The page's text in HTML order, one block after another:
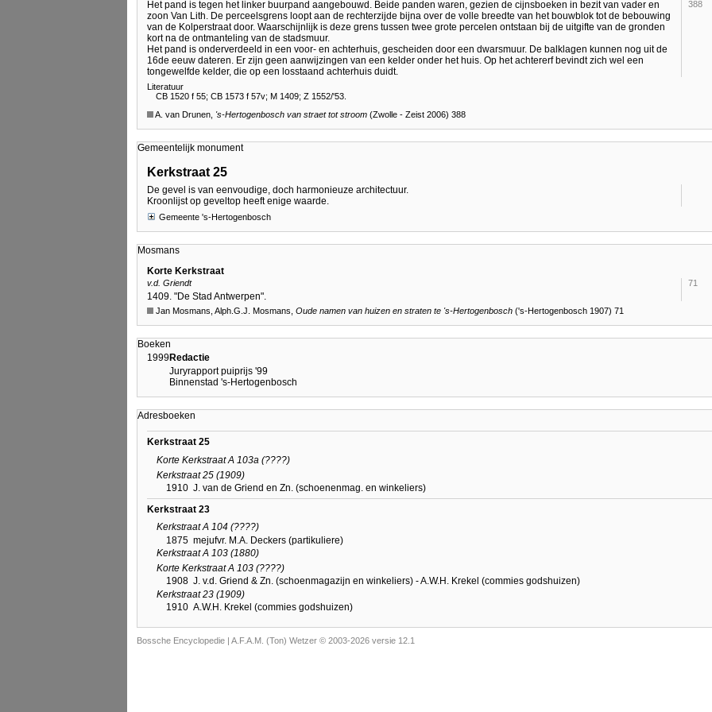
Het pand is tegen het linker buurpand aangebouwd. Beide panden waren, gezien de cijnsboeken in bezit van vader en
zoon Van Lith. De perceelsgrens loopt aan de rechterzijde bijna over de volle breedte van het bouwblok tot de bebouwing
van de Kolperstraat door. Waarschijnlijk is deze grens tussen twee grote percelen ontstaan bij de uitgifte van de gronden
kort na de ontmanteling van de stadsmuur.
Het pand is onderverdeeld in een voor- en achterhuis, gescheiden door een dwarsmuur. De balklagen kunnen nog uit de
16de eeuw dateren. Er zijn geen aanwijzingen van een kelder onder het huis. Op het achtererf bevindt zich wel een
tongewelfde kelder, die op een losstaand achterhuis duidt.
388
Literatuur
CB 1520 f 55; CB 1573 f 57v; M 1409; Z 1552/'53.
A. van Drunen, 's-Hertogenbosch van straet tot stroom (Zwolle - Zeist 2006) 388
Gemeentelijk monument
Kerkstraat 25
De gevel is van eenvoudige, doch harmonieuze architectuur.
Kroonlijst op geveltop heeft enige waarde.
Gemeente 's-Hertogenbosch
Mosmans
Korte Kerkstraat
v.d. Griendt
1409. "De Stad Antwerpen".
71
Jan Mosmans, Alph.G.J. Mosmans, Oude namen van huizen en straten te 's-Hertogenbosch ('s-Hertogenbosch 1907) 71
Boeken
1999Redactie
Juryrapport puiprijs '99
Binnenstad 's-Hertogenbosch
Adresboeken
Kerkstraat 25
Korte Kerkstraat A 103a (????)
Kerkstraat 25 (1909)
1910 J. van de Griend en Zn. (schoenenmag. en winkeliers)
Kerkstraat 23
Kerkstraat A 104 (????)
1875 mejufvr. M.A. Deckers (partikuliere)
Kerkstraat A 103 (1880)
Korte Kerkstraat A 103 (????)
1908 J. v.d. Griend & Zn. (schoenmagazijn en winkeliers) - A.W.H. Krekel (commies godshuizen)
Kerkstraat 23 (1909)
1910 A.W.H. Krekel (commies godshuizen)
Bossche Encyclopedie | A.F.A.M. (Ton) Wetzer © 2003-2026 versie 12.1